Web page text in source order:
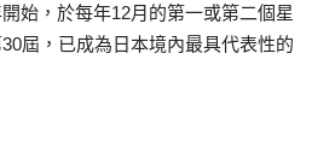
始，於每年12月的第一或第二個星
屆，已成為日本境內最具代表性的